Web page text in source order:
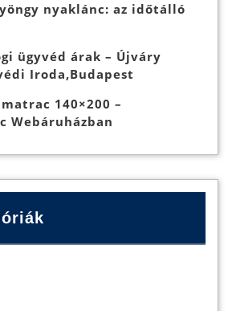
nyaklánc: az időtálló
ügyvéd árak – Újváry
Iroda,Budapest
140×200 –
Webáruházban